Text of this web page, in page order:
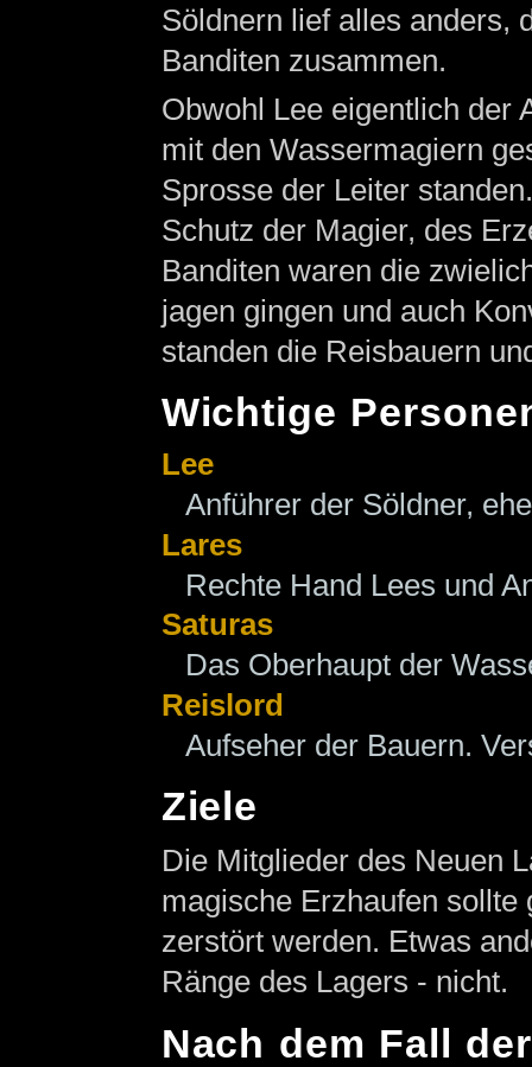
Söldnern lief alles anders,
Banditen zusammen.
Obwohl Lee eigentlich der
mit den Wassermagiern
Sprosse der Leiter
Schutz der Magier, des
Banditen waren die
jagen gingen und auch
standen die Reisbauern
Wichtige
Lee
Anführer der Söldner,
Lares
Rechte Hand Lees und
Saturas
Das Oberhaupt der
Reislord
Aufseher der Bauern.
Ziele
Die Mitglieder des Neuen
magische Erzhaufen
zerstört werden. Etwas
Ränge des Lagers - nicht.
Nach dem Fall